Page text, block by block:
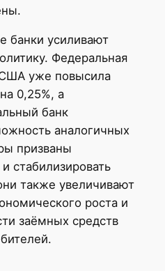
банки усиливают
Федеральная
уже повысила
0,25%, а
банк
аналогичных
призваны
стабилизировать
также увеличивают
роста и
заёмных средств